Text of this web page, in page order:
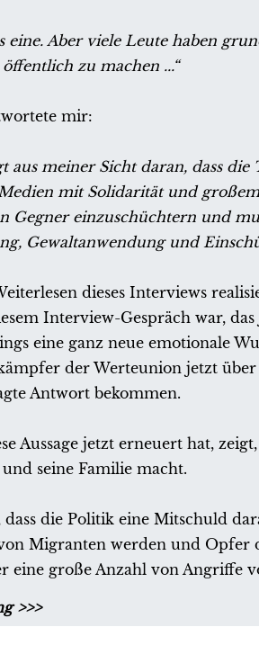
eine. Aber viele Leute haben
zu machen ...“
mir:
aus meiner Sicht daran, dass
mit Solidarität und
Gegner einzuschüchtern und
Gewaltanwendung und
dieses Interviews
Interview-Gespräch war,
eine ganz neue emotionale
der Werteunion jetzt
Antwort bekommen.
Aussage jetzt erneuert hat,
seine Familie macht.
die Politik eine Mitschuld
Migranten werden und Opfer
eine große Anzahl von Angriffe
>>>